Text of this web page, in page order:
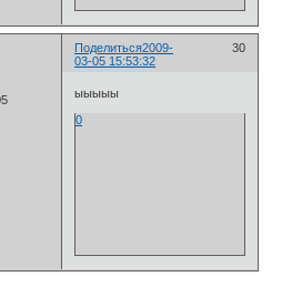
Поделиться 30
2009-
03-05 15:53:32
ыыыыы
0